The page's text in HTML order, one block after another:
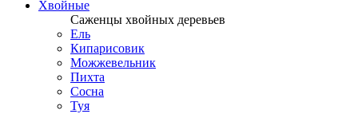
Хвойные
Саженцы хвойных деревьев
Ель
Кипарисовик
Можжевельник
Пихта
Сосна
Туя